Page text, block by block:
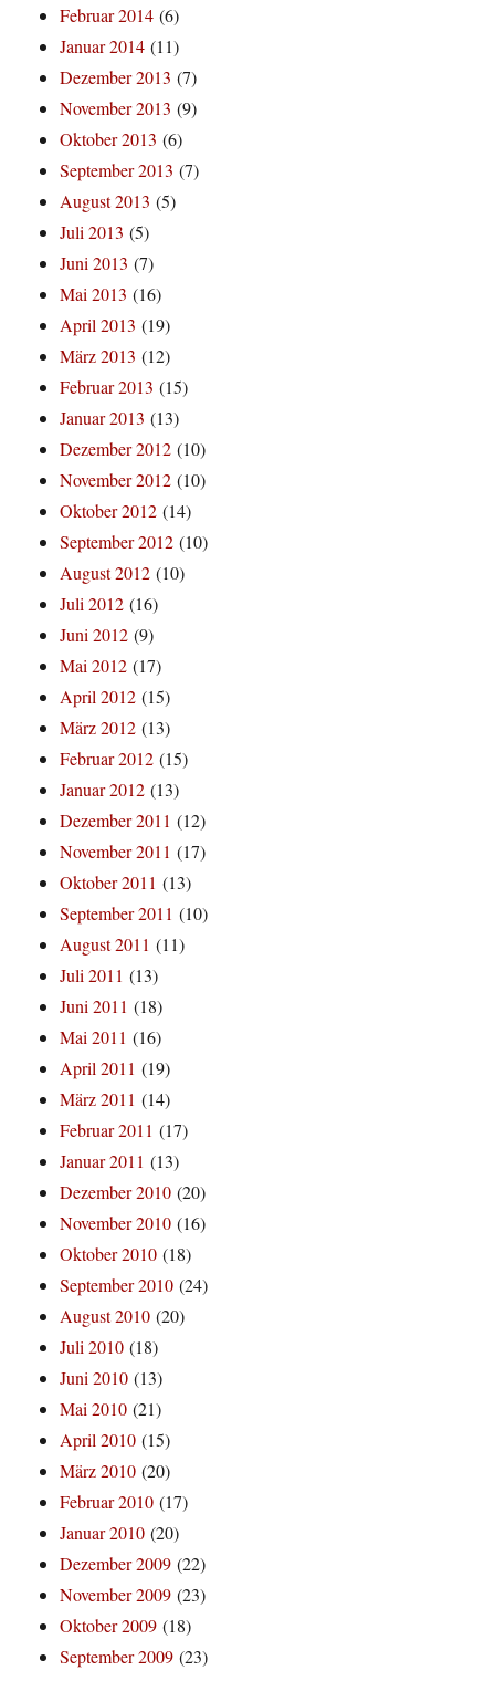
Februar 2014 (6)
Januar 2014 (11)
Dezember 2013 (7)
November 2013 (9)
Oktober 2013 (6)
September 2013 (7)
August 2013 (5)
Juli 2013 (5)
Juni 2013 (7)
Mai 2013 (16)
April 2013 (19)
März 2013 (12)
Februar 2013 (15)
Januar 2013 (13)
Dezember 2012 (10)
November 2012 (10)
Oktober 2012 (14)
September 2012 (10)
August 2012 (10)
Juli 2012 (16)
Juni 2012 (9)
Mai 2012 (17)
April 2012 (15)
März 2012 (13)
Februar 2012 (15)
Januar 2012 (13)
Dezember 2011 (12)
November 2011 (17)
Oktober 2011 (13)
September 2011 (10)
August 2011 (11)
Juli 2011 (13)
Juni 2011 (18)
Mai 2011 (16)
April 2011 (19)
März 2011 (14)
Februar 2011 (17)
Januar 2011 (13)
Dezember 2010 (20)
November 2010 (16)
Oktober 2010 (18)
September 2010 (24)
August 2010 (20)
Juli 2010 (18)
Juni 2010 (13)
Mai 2010 (21)
April 2010 (15)
März 2010 (20)
Februar 2010 (17)
Januar 2010 (20)
Dezember 2009 (22)
November 2009 (23)
Oktober 2009 (18)
September 2009 (23)